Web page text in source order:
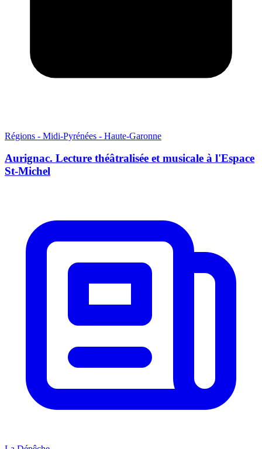
Régions - Midi-Pyrénées - Haute-Garonne
Aurignac. Lecture théâtralisée et musicale à l'Espace
St-Michel